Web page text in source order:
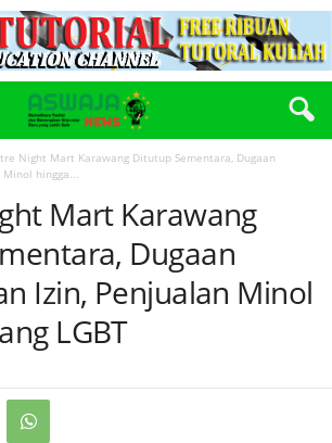
Night Mart Karawang Ditutup Sementara, Dugaan
Minol hingga...
Mart Karawang
Dugaan
Izin, Penjualan Minol
LGBT